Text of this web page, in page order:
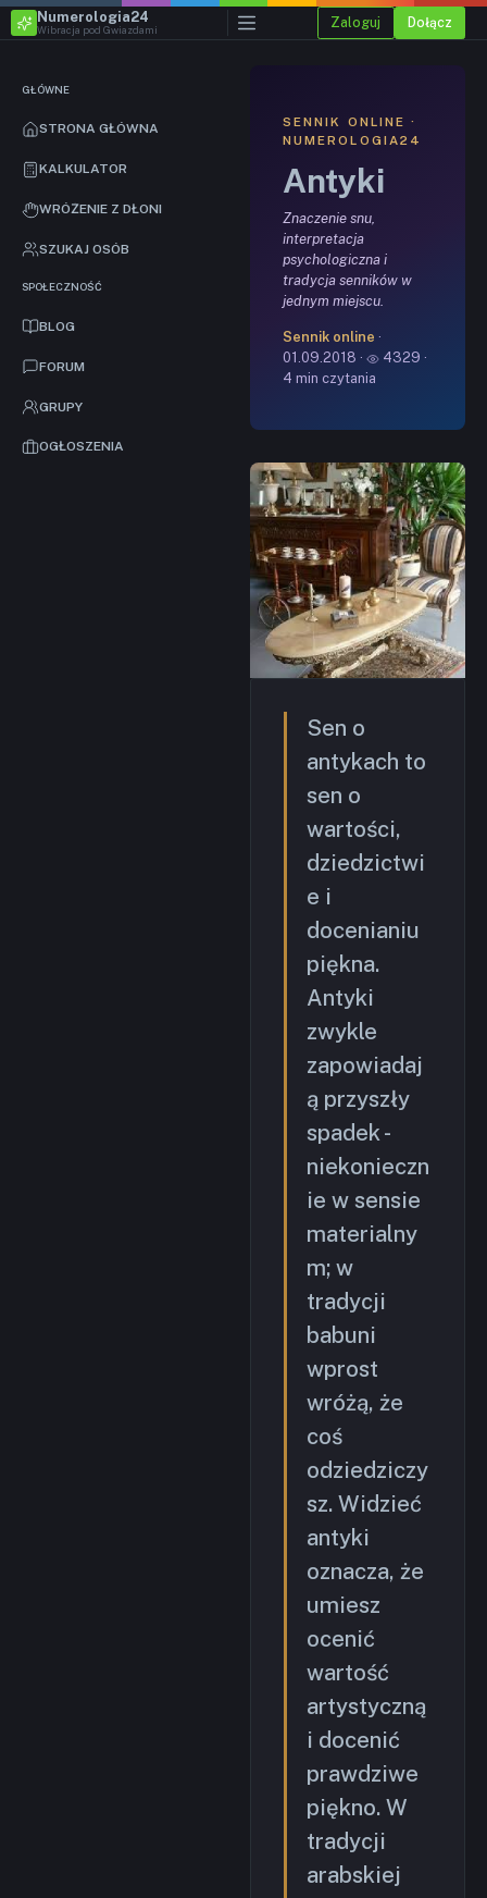
GŁÓWNE
STRONA GŁÓWNA
KALKULATOR
WRÓŻENIE Z DŁONI
SZUKAJ OSÓB
SPOŁECZNOŚĆ
BLOG
FORUM
GRUPY
OGŁOSZENIA
Numerologia24
Wibracja pod Gwiazdami Zaloguj Dołącz
SENNIK ONLINE ·
NUMEROLOGIA24
Antyki
Znaczenie snu,
interpretacja
psychologiczna i
tradycja senników w
jednym miejscu.
Sennik online ·
01.09.2018 ·
4329 ·
4 min czytania
Sen o
antykach to
sen o
wartości,
dziedzictwi
e i
docenianiu
piękna.
Antyki
zwykle
zapowiadaj
ą przyszły
spadek -
niekonieczn
ie w sensie
materialny
m; w
tradycji
babuni
wprost
wróżą, że
coś
odziedziczy
sz. Widzieć
antyki
oznacza, że
umiesz
ocenić
wartość
artystyczną
i docenić
prawdziwe
piękno. W
tradycji
arabskiej